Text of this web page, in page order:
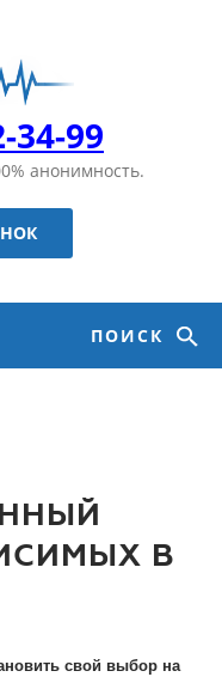
34-99
анонимность.
ПОИСК
В
свой выбор на